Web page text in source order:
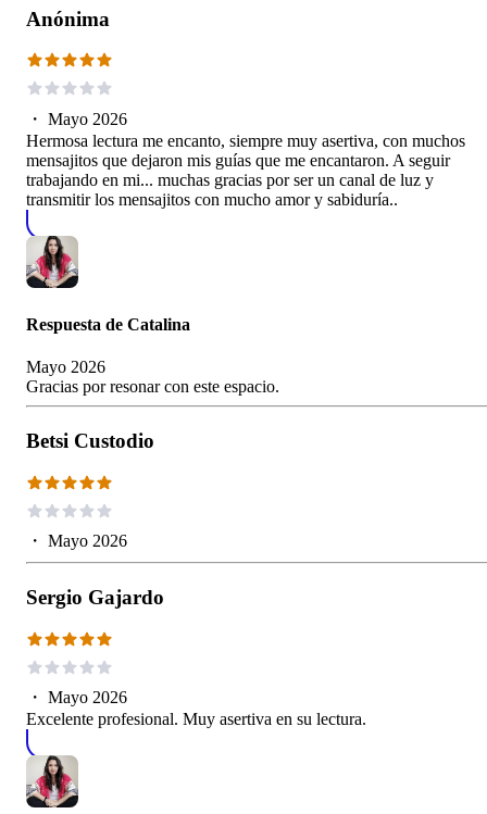
Anónima
・ Mayo 2026
Hermosa lectura me encanto, siempre muy asertiva, con muchos
mensajitos que dejaron mis guías que me encantaron. A seguir
trabajando en mi... muchas gracias por ser un canal de luz y
transmitir los mensajitos con mucho amor y sabiduría..
Respuesta de Catalina
Mayo 2026
Gracias por resonar con este espacio.
Betsi Custodio
・ Mayo 2026
Sergio Gajardo
・ Mayo 2026
Excelente profesional. Muy asertiva en su lectura.